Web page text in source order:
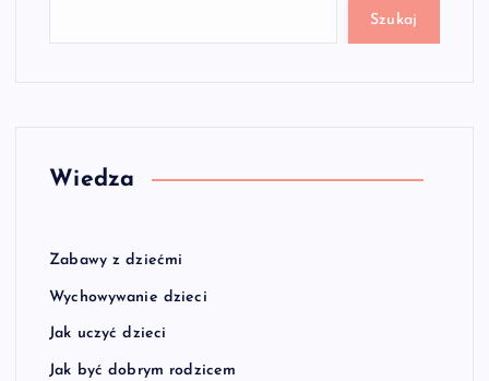
Szukaj
Wiedza
Zabawy z dziećmi
Wychowywanie dzieci
Jak uczyć dzieci
Jak być dobrym rodzicem